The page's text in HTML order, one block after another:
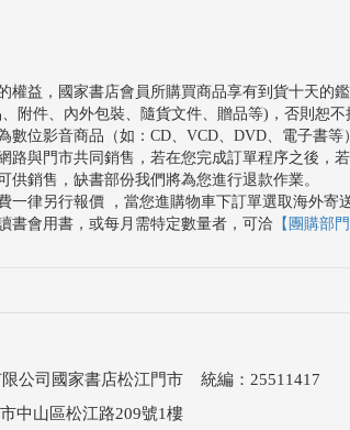
權益，國家書店會員所購買商品享有到貨十天的
附件、內外包裝、隨貨文件、贈品等)，否則恕不
數位影音商品（如：CD、VCD、DVD、電子書
路與門市共同銷售，若在您完成訂單程序之後，
供銷售，缺書部份我們將為您進行退款作業。
一律另行報價 ，當您進購物車下訂單選取海外
書會用書，或每月需特定數量者，可洽 【團購部門
公司國家書店松江門市 統編：25511417
中山區松江路209號1樓